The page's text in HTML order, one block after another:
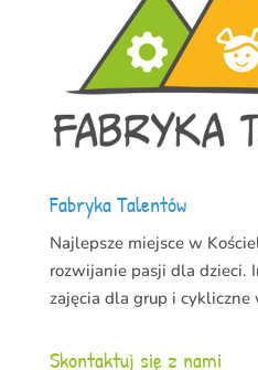
Fabryka Talentów
Najlepsze miejsce w
rozwijanie pasji dla dzieci.
zajęcia dla grup i cykliczne
Skontaktuj się z nami